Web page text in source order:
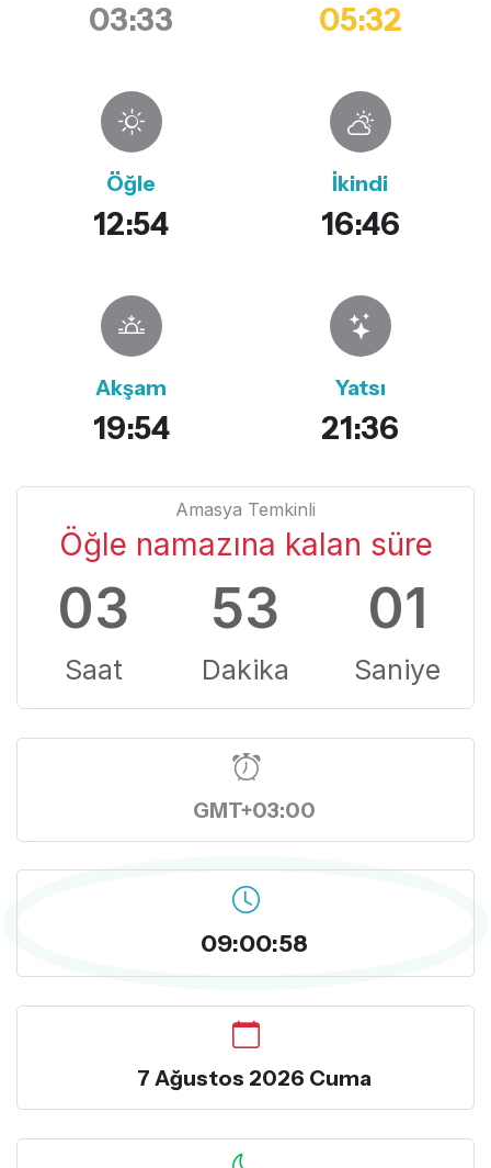
03:33 05:32
Öğle
12:54
İkindi
16:46
Akşam
19:54
Yatsı
21:36
Amasya Temkinli
Öğle namazına kalan süre
03
Saat
53
Dakika
00
Saniye
GMT+03:00
09:00:59
7 Ağustos 2026 Cuma